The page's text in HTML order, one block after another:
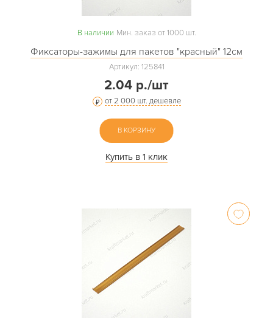
В наличии Мин. заказ от 1000 шт.
Фиксаторы-зажимы для пакетов "красный" 12см
Артикул: 125841
2.04 р./шт
от 2 000 шт. дешевле
В КОРЗИНУ
Купить в 1 клик